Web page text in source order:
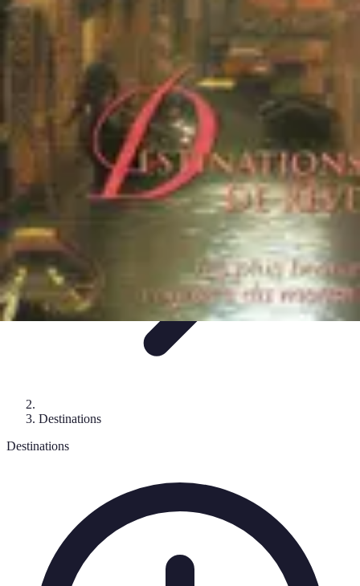
Aventure Sportive
Tendances Parapente
Préparation et
Santé
Destinations
Destinations